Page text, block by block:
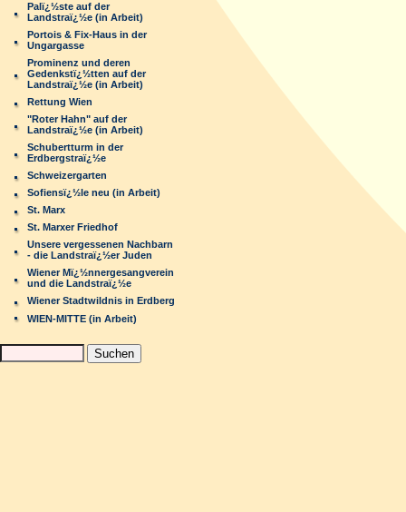
Palï¿½ste auf der
Landstraï¿½e (in Arbeit)
Portois & Fix-Haus in der
Ungargasse
Prominenz und deren
Gedenkstï¿½tten auf der
Landstraï¿½e (in Arbeit)
Rettung Wien
"Roter Hahn" auf der
Landstraï¿½e (in Arbeit)
Schubertturm in der
Erdbergstraï¿½e
Schweizergarten
Sofiensï¿½le neu (in Arbeit)
St. Marx
St. Marxer Friedhof
Unsere vergessenen Nachbarn
- die Landstraï¿½er Juden
Wiener Mï¿½nnergesangverein
und die Landstraï¿½e
Wiener Stadtwildnis in Erdberg
WIEN-MITTE (in Arbeit)